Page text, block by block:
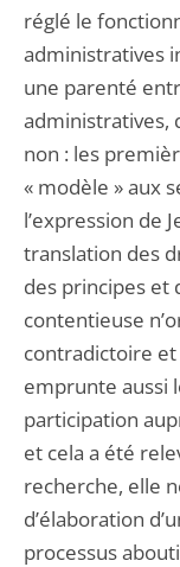
réglé le
administratives
une parenté
administratives,
non : les
« modèle » aux
l’expression de
translation des
des principes et
contentieuse
contradictoire et
emprunte aussi
participation
et cela a été
recherche, elle
d’élaboration
processus